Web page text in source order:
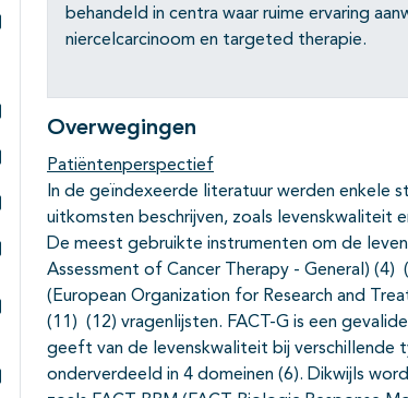
Subpagina's open- en dichtklappen
Subpagina's open- en dichtklappen
Subpagina's open- en dichtklappen
Subpagina's open- en dichtklappen
Subpagina's open- en dichtklappen
Subpagina's open- en dichtklappen
behandeld in centra waar ruime ervaring
niercelcarcinoom en targeted therapie.
Overwegingen
Patiëntenperspectief
In de geïndexeerde literatuur werden enkele
uitkomsten beschrijven, zoals levenskwaliteit
De meest gebruikte instrumenten om de
Assessment of Cancer Therapy - General)
(European Organization for Research and
(11) (12) vragenlijsten. FACT-G is een
geeft van de levenskwaliteit bij verschillende
onderverdeeld in 4 domeinen (6). Dikwijls